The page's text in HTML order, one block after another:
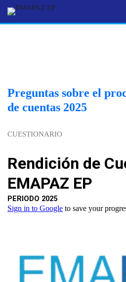
Preguntas sobre el
de cuentas 2025
CUESTIONARIO